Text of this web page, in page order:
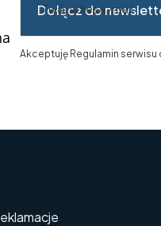
Twój adres e-mail
Dołącz do
Akceptuję Regulamin serwisu
w